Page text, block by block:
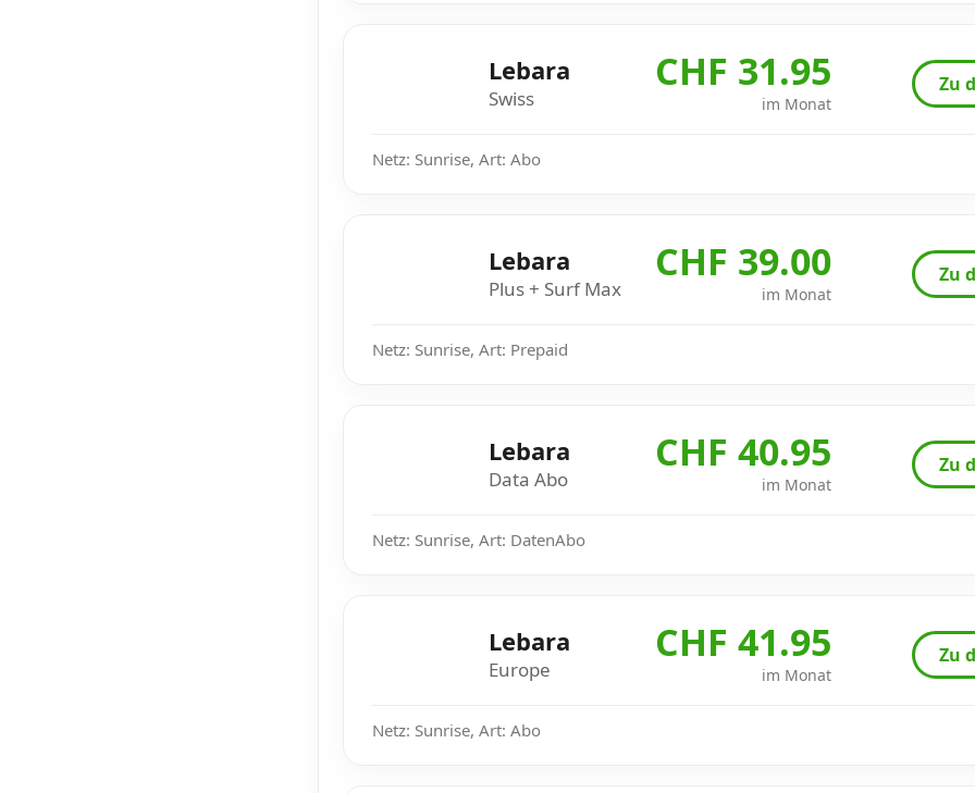
Lebara
Swiss
CHF 31.95
im Monat
Zu
Netz: Sunrise, Art: Abo
Lebara
Plus + Surf Max
CHF 39.00
im Monat
Zu
Netz: Sunrise, Art: Prepaid
Lebara
Data Abo
CHF 40.95
im Monat
Zu
Netz: Sunrise, Art: DatenAbo
Lebara
Europe
CHF 41.95
im Monat
Zu
Netz: Sunrise, Art: Abo